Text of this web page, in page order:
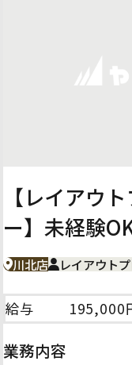
川北店 レイアウト
【レイアウ
ー】未経験
給与 195,000
業務内容